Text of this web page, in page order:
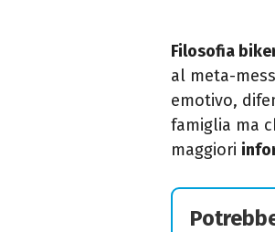
Filosofia
al meta-
emotivo,
famiglia ma
maggiori